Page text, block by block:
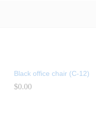
Black office chair (C-12)
$0.00
$0.00